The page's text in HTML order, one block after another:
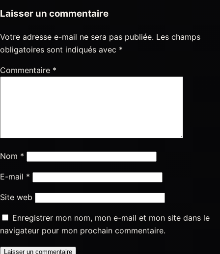
Laisser un commentaire
Votre adresse e-mail ne sera pas publiée. Les champs
obligatoires sont indiqués avec *
Commentaire *
Nom *
E-mail *
Site web
Enregistrer mon nom, mon e-mail et mon site dans le
navigateur pour mon prochain commentaire.